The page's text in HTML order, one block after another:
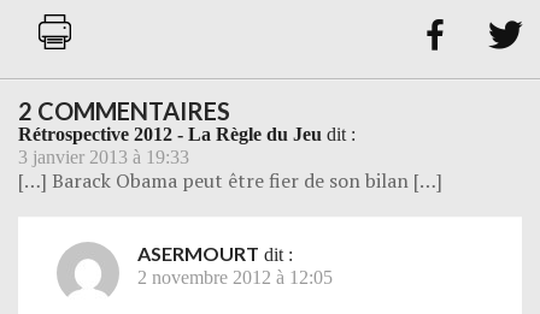
 
2 COMMENTAIRES
Rétrospective 2012 - La Règle du Jeu dit :
3 janvier 2013 à 19:33
[…] Barack Obama peut être fier de son bilan […]
ASERMOURT dit :
2 novembre 2012 à 12:05